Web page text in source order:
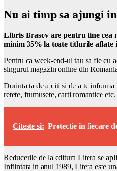
Nu ai timp sa ajungi
Libris Brasov are pentru tine cea
minim 35% la toate titlurile aflate
Pentru ca week-end-ul tau sa fie cu
singurul magazin online din
Dorinta ta de a citi si de a te
retete, frumusete, carti romantice etc.
Citeste si: Protectie in fiecare
Reducerile de la editura Litera se
Infiintata in anul 1989, Litera este